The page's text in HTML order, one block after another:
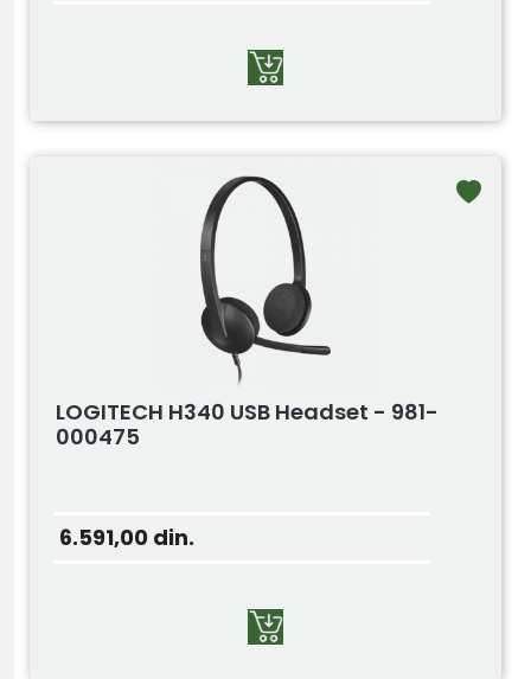
LOGITECH H340 USB Headset - 981-
000475
6.591,00 din.